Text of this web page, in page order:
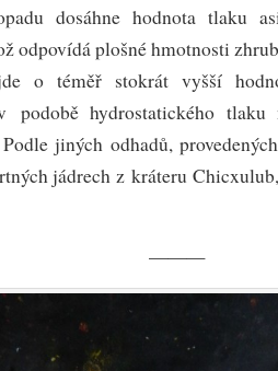
dosáhne hodnota tlaku
odpovídá plošné hmotnosti
o téměř stokrát vyšší
podobě hydrostatického tlaku
Podle jiných odhadů,
jádrech z kráteru
———